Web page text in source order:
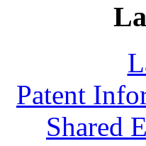
Patent
Shared